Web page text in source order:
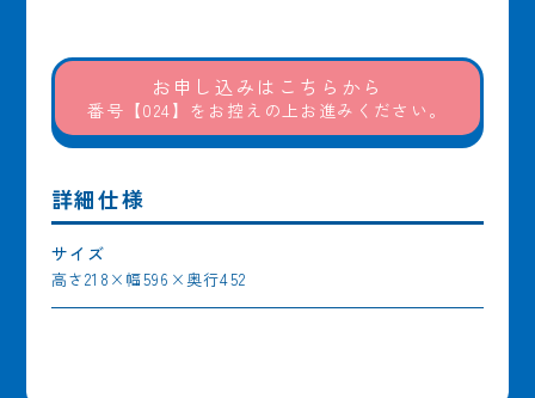
お申し込みはこちらから
番号【024】をお控えの上お進みください。
詳細仕様
サイズ
高さ218×幅596×奥行452